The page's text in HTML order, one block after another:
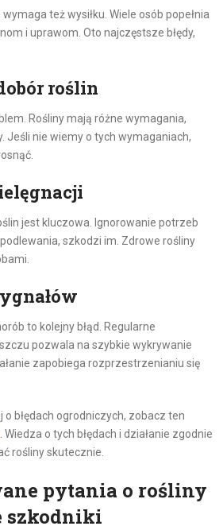
też wysiłku. Wiele osób popełnia
i uprawom. Oto najczęstsze błędy,
roślin
Rośliny mają różne wymagania,
Jeśli nie wiemy o tych wymaganiach,
jest kluczowa. Ignorowanie potrzeb
szkodzi im. Zdrowe rośliny
to kolejny błąd. Regularne
pozwala na szybkie wykrywanie
zapobiega rozprzestrzenianiu się
o błędach ogrodniczych, zobacz ten
. Wiedza o tych błędach i działanie zgodnie
rośliny skutecznie.
pytania o rośliny
szkodniki